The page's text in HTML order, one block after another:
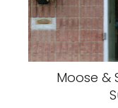
Moose &